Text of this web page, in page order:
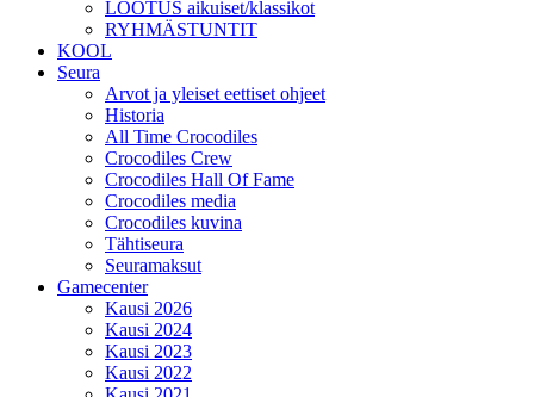
LOOTUS aikuiset/klassikot
RYHMÄSTUNTIT
KOOL
Seura
Arvot ja yleiset eettiset ohjeet
Historia
All Time Crocodiles
Crocodiles Crew
Crocodiles Hall Of Fame
Crocodiles media
Crocodiles kuvina
Tähtiseura
Seuramaksut
Gamecenter
Kausi 2026
Kausi 2024
Kausi 2023
Kausi 2022